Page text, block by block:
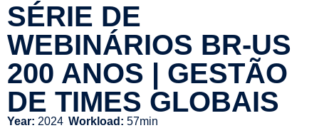
SÉRIE DE
WEBINÁRIOS BR-US
200 ANOS | GESTÃO
DE TIMES GLOBAIS
Year: 2024 Workload: 57min